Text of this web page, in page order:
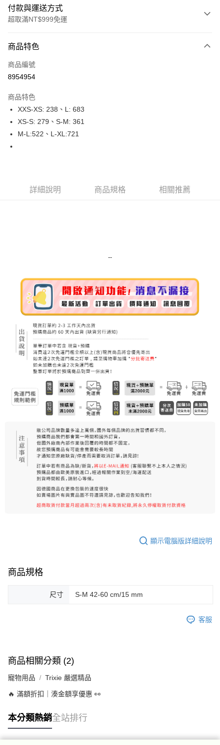
付款與運送方式
超取滿NT$999免運
信用卡一次付款
超商取貨付款
Apple Pay
街口支付
7-11取貨付款
每筆NT$80，滿NT$999(含以上)免運費
7-11純取貨 (先付款
每筆NT$80，滿NT$999(含以上)免運費
宅配
每筆NT$100，滿NT$999(含以上)免運費
每筆NT$250，滿NT$3,000(含以上)免運費
付款後門市自取
商品特色
商品編號
8954954
商品特色
XXS-XS: 238、L: 683
XS-S: 279、S-M: 361
M-L:522、L-XL:721
詳細說明 商品規格 相關推薦
--
顯示電腦版詳細說明
商品規格
尺寸 S-M 42-60 cm/15 mm
客服
商品相關分類 (2)
寵物用品 Trixie 嚴選精品
🔥 滿額折扣｜湊金額享優惠 👀
本分類熱銷全站排行